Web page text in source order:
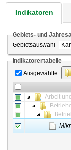
Indikatoren
Gebiets- und
Gebietsauswahl
Indikatorentabelle
Ausgewählte
Arbeit